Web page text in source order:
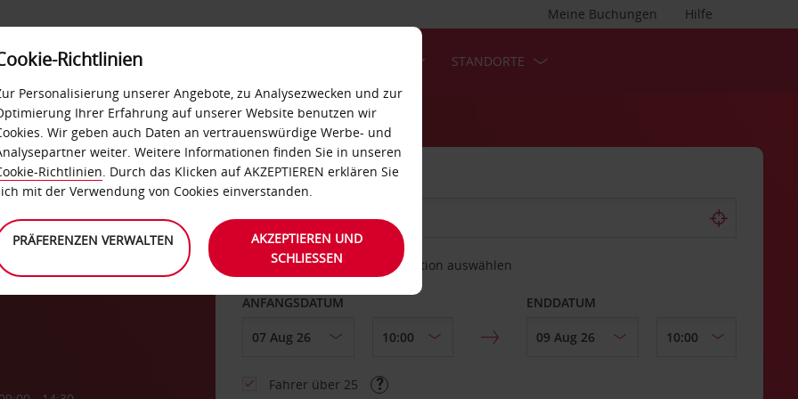
Hilfe
Meine Buchungen
LOYALTY SELF-SERVICES STANDORTE
ABHOLEN VON
Eine andere Rückgabestation auswählen
ANFANGSDATUM ENDDATUM
Fahrer über 25
Richtlinien
Personalisierung unserer Angebote, zu Analysezwecken und zur
Ihrer Erfahrung auf unserer Website benutzen wir
Wir geben auch Daten an vertrauenswürdige Werbe- und
weiter. Weitere Informationen finden Sie in unseren
Richtlinien. Durch das Klicken auf AKZEPTIEREN erklären Sie
mit der Verwendung von Cookies einverstanden.
PRÄFERENZEN VERWALTEN
AKZEPTIEREN UND
SCHLIESSEN